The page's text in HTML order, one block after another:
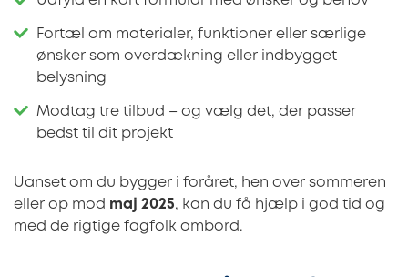
Fortæl om materialer, funktioner eller særlige
ønsker som overdækning eller indbygget
belysning
Modtag tre tilbud – og vælg det, der passer
bedst til dit projekt
Uanset om du bygger i foråret, hen over sommeren
eller op mod maj 2025, kan du få hjælp i god tid og
med de rigtige fagfolk ombord.